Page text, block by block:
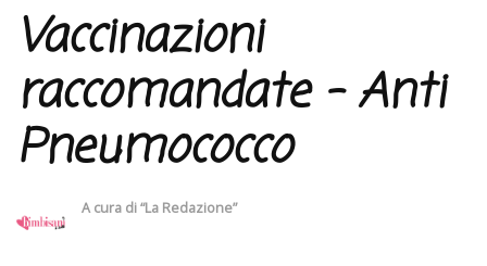
Vaccinazioni
raccomandate – Anti
Pneumococco
A cura di“La Redazione”